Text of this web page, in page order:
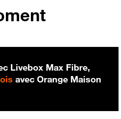
Livebox Max Fibre,
20 € par mois
avec Orange Maison